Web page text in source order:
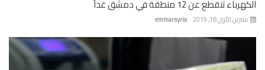
الكهرباء تنقطع عن 12 منطقة في دمشق غداً
emmarsyria تشرين الأول 18, 2019